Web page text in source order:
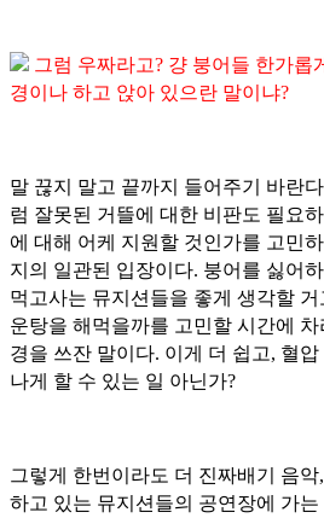
그럼 우짜라고? 걍 붕어들 한가
경이나 하고 앉아 있으란 말이냐?
말 끊지 말고 끝까지 들어주기 바란
럼 잘못된 거뜰에 대한 비판도 필요
에 대해 어케 지원할 것인가를 고민
지의 일관된 입장이다. 붕어를 싫어
먹고사는 뮤지션들을 좋게 생각할
운탕을 해먹을까를 고민할 시간에
경을 쓰잔 말이다. 이게 더 쉽고, 혈
나게 할 수 있는 일 아닌가?
그렇게 한번이라도 더 진짜배기 음
하고 있는 뮤지션들의 공연장에 가